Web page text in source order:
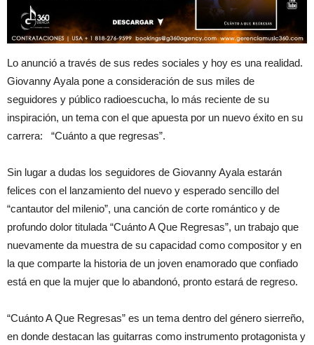
Lo anunció a través de sus redes sociales y hoy es una realidad.
Giovanny Ayala pone a consideración de sus miles de
seguidores y público radioescucha, lo más reciente de su
inspiración, un tema con el que apuesta por un nuevo éxito en su
carrera: “Cuánto a que regresas”.
Sin lugar a dudas los seguidores de Giovanny Ayala estarán
felices con el lanzamiento del nuevo y esperado sencillo del
“cantautor del milenio”, una canción de corte romántico y de
profundo dolor titulada “Cuánto A Que Regresas”, un trabajo que
nuevamente da muestra de su capacidad como compositor y en
la que comparte la historia de un joven enamorado que confiado
está en que la mujer que lo abandonó, pronto estará de regreso.
“Cuánto A Que Regresas” es un tema dentro del género sierreño,
en donde destacan las guitarras como instrumento protagonista y